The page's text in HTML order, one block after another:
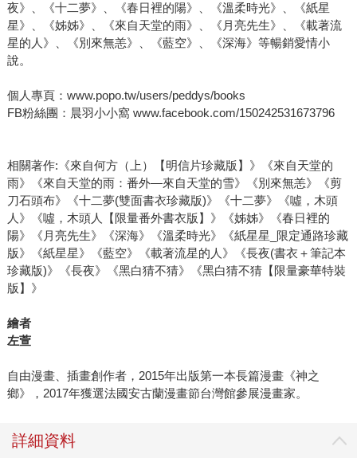
夜》、《十二夢》、《春日裡的陽》、《溫柔時光》、《紙星
星》、《姊姊》、《來自天堂的雨》、《月亮先生》、《載著流
星的人》、《別來無恙》、《藍空》、《深海》等暢銷愛情小
說。
個人專頁：www.popo.tw/users/peddys/books
FB粉絲團：晨羽小小窩 www.facebook.com/150242531673796
相關著作:《來自何方（上）【明信片珍藏版】》《來自天堂的
雨》《來自天堂的雨：番外—來自天堂的雪》《別來無恙》《剪
刀石頭布》《十二夢(雙面書衣珍藏版)》《十二夢》《噓，木頭
人》《噓，木頭人【限量番外書衣版】》《姊姊》《春日裡的
陽》《月亮先生》《深海》《溫柔時光》《紙星星_限定通路珍藏
版》《紙星星》《藍空》《載著流星的人》《長夜(書衣＋筆記本
珍藏版)》《長夜》《黑白猜不猜》《黑白猜不猜【限量豪華特裝
版】》
繪者
左萱
自由漫畫、插畫創作者，2015年出版第一本長篇漫畫《神之
鄉》，2017年獲選法國安古蘭漫畫節台灣館參展漫畫家。
詳細資料